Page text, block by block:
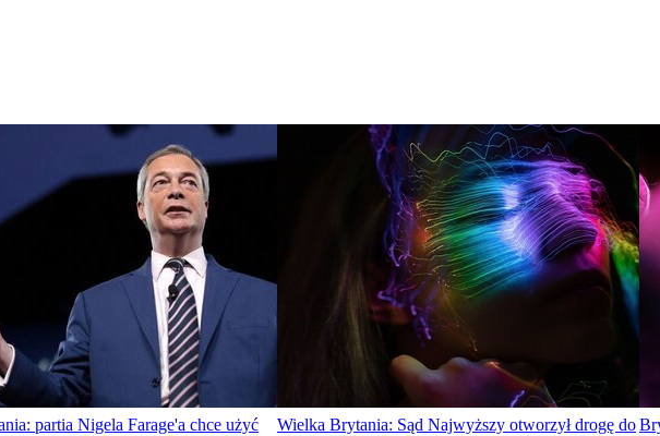
partia Nigela Farage'a chce użyć
Wielka Brytania: Sąd Najwyższy otworzył drogę do